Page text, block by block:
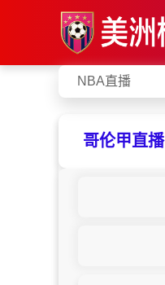
NBA直播
哥伦甲直播